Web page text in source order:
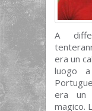
A
era un
luogo
era un
magico.